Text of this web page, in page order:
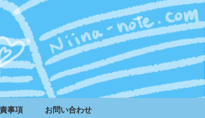
事項 お問い合わせ